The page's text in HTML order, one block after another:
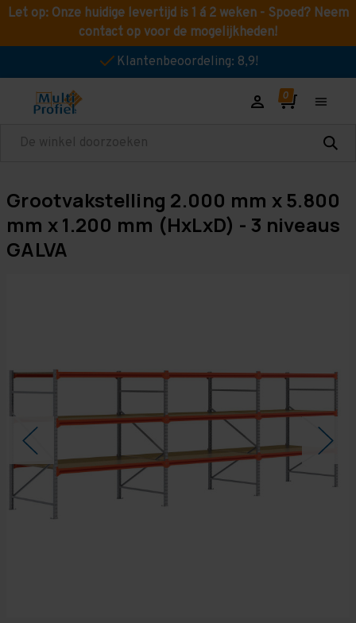
Let op: Onze huidige levertijd is 1 á 2 weken - Spoed? Neem
contact op voor de mogelijkheden!
Klantenbeoordeling: 8,9!
Zoeken
Grootvakstelling 2.000 mm x 5.800
mm x 1.200 mm (HxLxD) - 3 niveaus
GALVA